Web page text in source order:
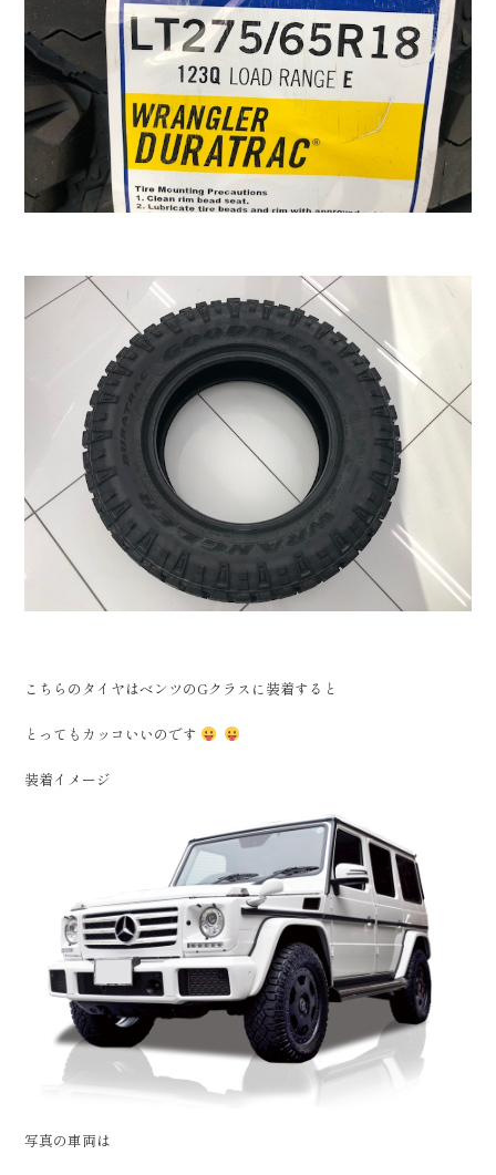
こちらのタイヤはベンツのGクラスに装着すると
とってもカッコいいのです
装着イメージ
写真の車両は